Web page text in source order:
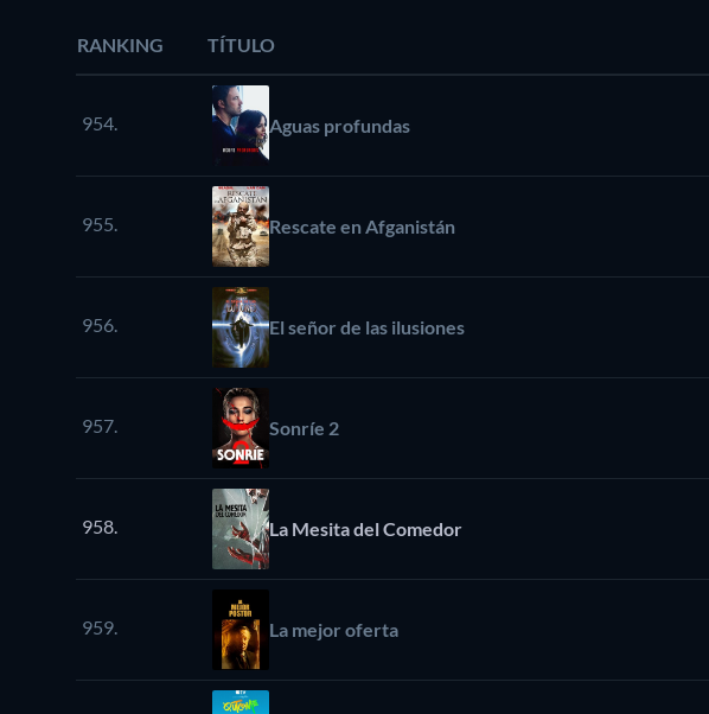
RANKING TÍTULO
954. Aguas profundas
955. Rescate en Afganistán
956. El señor de las ilusiones
957. Sonríe 2
958. La Mesita del Comedor
959. La mejor oferta